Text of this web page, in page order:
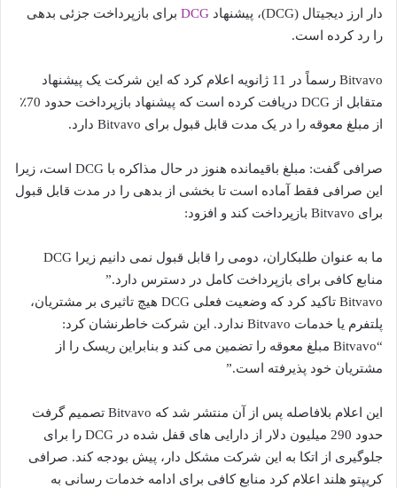
دار ارز دیجیتال (DCG)، پیشنهاد
DCG برای بازپرداخت جزئی بدهی
را رد کرده است.
Bitvavo رسماً در 11 ژانویه اعلام کرد که این شرکت یک پیشنهاد
متقابل از DCG دریافت کرده است که پیشنهاد بازپرداخت حدود 70٪
از مبلغ معوقه را در یک مدت قابل قبول برای Bitvavo دارد.
صرافی گفت: مبلغ باقیمانده هنوز در حال مذاکره با DCG است، زیرا
این صرافی فقط آماده است تا بخشی از بدهی را در مدت قابل قبول
برای Bitvavo بازپرداخت کند و افزود:
ما به عنوان طلبکاران، دومی را قابل قبول نمی دانیم زیرا DCG
منابع کافی برای بازپرداخت کامل در دسترس دارد.”
Bitvavo تاکید کرد که وضعیت فعلی DCG هیچ تاثیری بر مشتریان،
پلتفرم یا خدمات Bitvavo ندارد. این شرکت خاطرنشان کرد:
“Bitvavo مبلغ معوقه را تضمین می کند و بنابراین ریسک را از
مشتریان خود پذیرفته است.”
این اعلام بلافاصله پس از آن منتشر شد که Bitvavo تصمیم گرفت
حدود 290 میلیون دلار از دارایی های قفل شده در DCG را برای
جلوگیری از اتکا به این شرکت مشکل دار، پیش بودجه کند. صرافی
کریپتو هلند اعلام کرد منابع کافی برای ادامه خدمات رسانی به